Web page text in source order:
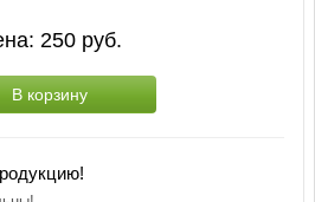
250 руб.
В корзину